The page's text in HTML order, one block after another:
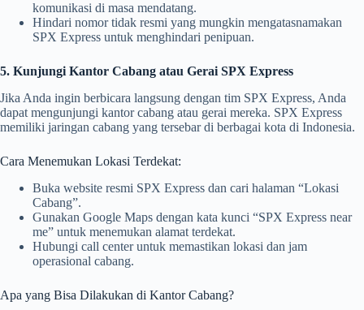
komunikasi di masa mendatang.
Hindari nomor tidak resmi yang mungkin mengatasnamakan
SPX Express untuk menghindari penipuan.
5. Kunjungi Kantor Cabang atau Gerai SPX Express
Jika Anda ingin berbicara langsung dengan tim SPX Express, Anda
dapat mengunjungi kantor cabang atau gerai mereka. SPX Express
memiliki jaringan cabang yang tersebar di berbagai kota di Indonesia.
Cara Menemukan Lokasi Terdekat:
Buka website resmi SPX Express dan cari halaman “Lokasi
Cabang”.
Gunakan Google Maps dengan kata kunci “SPX Express near
me” untuk menemukan alamat terdekat.
Hubungi call center untuk memastikan lokasi dan jam
operasional cabang.
Apa yang Bisa Dilakukan di Kantor Cabang?